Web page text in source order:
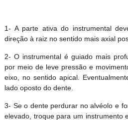
1- A parte ativa do instrumental
direção à raiz no sentido mais axial
2- O instrumental é guiado mais
por meio de leve pressão e
eixo, no sentido apical.
lado oposto do dente.
3- Se o dente perdurar no alvéolo e
elevado, troque para um instrumento